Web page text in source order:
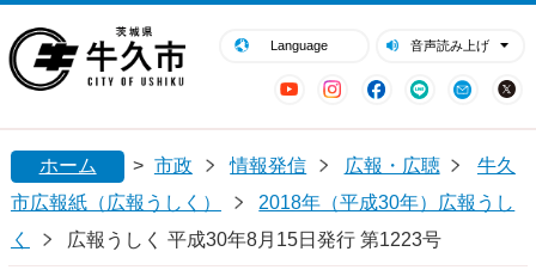
Language 音声読み上げ
YouTubeInstagram
Facebook
LINE Mail
閉じる
ホーム > 市政 情報発信 広報・広聴
牛久
市広報紙（広報うしく）
2018年（平成30年）広報うし
く
広報うしく 平成30年8月15日発行 第1223号